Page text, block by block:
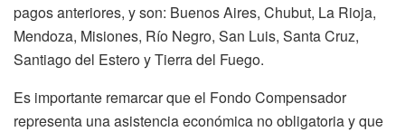
pagos anteriores, y son: Buenos Aires, Chubut, La Rioja,
Mendoza, Misiones, Río Negro, San Luis, Santa Cruz,
Santiago del Estero y Tierra del Fuego.
Es importante remarcar que el Fondo Compensador
representa una asistencia económica no obligatoria y que